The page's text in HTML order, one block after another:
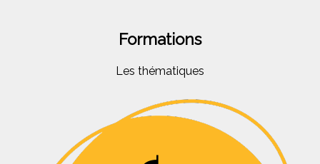
Formations
Les thématiques